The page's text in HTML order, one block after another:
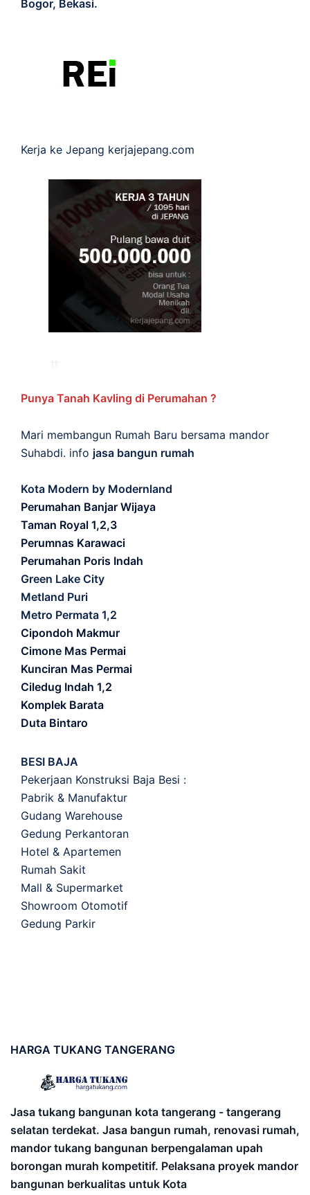
Bogor, Bekasi.
Kerja ke Jepang kerjajepang.com
Punya Tanah Kavling di Perumahan ?
Mari membangun Rumah Baru bersama mandor
Suhabdi. info jasa bangun rumah
Kota Modern by Modernland
Perumahan Banjar Wijaya
Taman Royal 1,2,3
Perumnas Karawaci
Perumahan Poris Indah
Green Lake City
Metland Puri
Metro Permata 1,2
Cipondoh Makmur
Cimone Mas Permai
Kunciran Mas Permai
Ciledug Indah 1,2
Komplek Barata
Duta Bintaro
BESI BAJA
Pekerjaan Konstruksi Baja Besi :
Pabrik & Manufaktur
Gudang Warehouse
Gedung Perkantoran
Hotel & Apartemen
Rumah Sakit
Mall & Supermarket
Showroom Otomotif
Gedung Parkir
HARGA TUKANG TANGERANG
Jasa tukang bangunan kota tangerang - tangerang
selatan terdekat. Jasa bangun rumah, renovasi rumah,
mandor tukang bangunan berpengalaman upah
borongan murah kompetitif. Pelaksana proyek mandor
bangunan berkualitas untuk Kota